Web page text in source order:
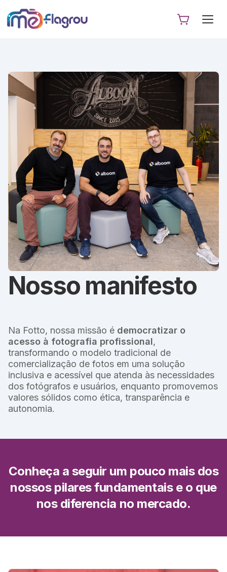
Nosso manifesto
Na Fotto, nossa missão é democratizar o
acesso à fotografia profissional,
transformando o modelo tradicional de
comercialização de fotos em uma solução
inclusiva e acessível que atenda às necessidades
dos fotógrafos e usuários, enquanto promovemos
valores sólidos como ética, transparência e
autonomia.
Conheça a seguir um pouco mais dos
nossos pilares fundamentais e o que
nos diferencia no mercado.